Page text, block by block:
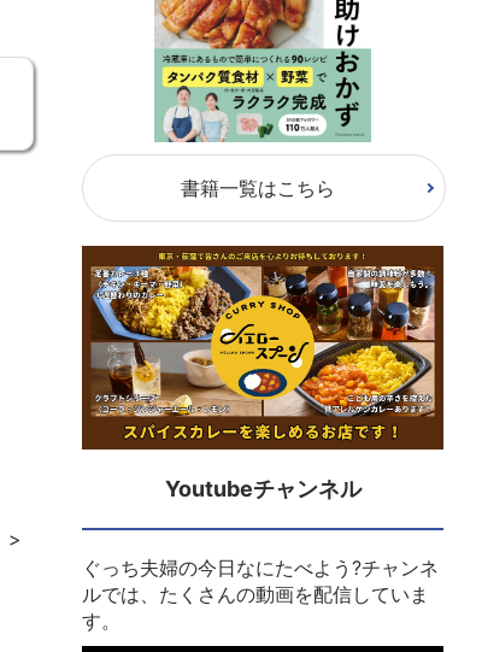
書籍一覧はこちら
Youtubeチャンネル
ぐっち夫婦の今日なにたべよう?チャンネ
ルでは、たくさんの動画を配信していま
す。